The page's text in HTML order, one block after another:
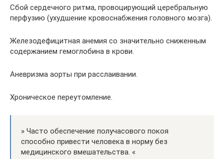
Сбой сердечного ритма, провоцирующий церебральную
перфузию (ухудшение кровоснабжения головного мозга).
Железодефицитная анемия со значительно сниженным
содержанием гемоглобина в крови.
Аневризма аорты при расслаивании.
Хроническое переутомление.
» Часто обеспечение получасового покоя
способно привести человека в норму без
медицинского вмешательства. «